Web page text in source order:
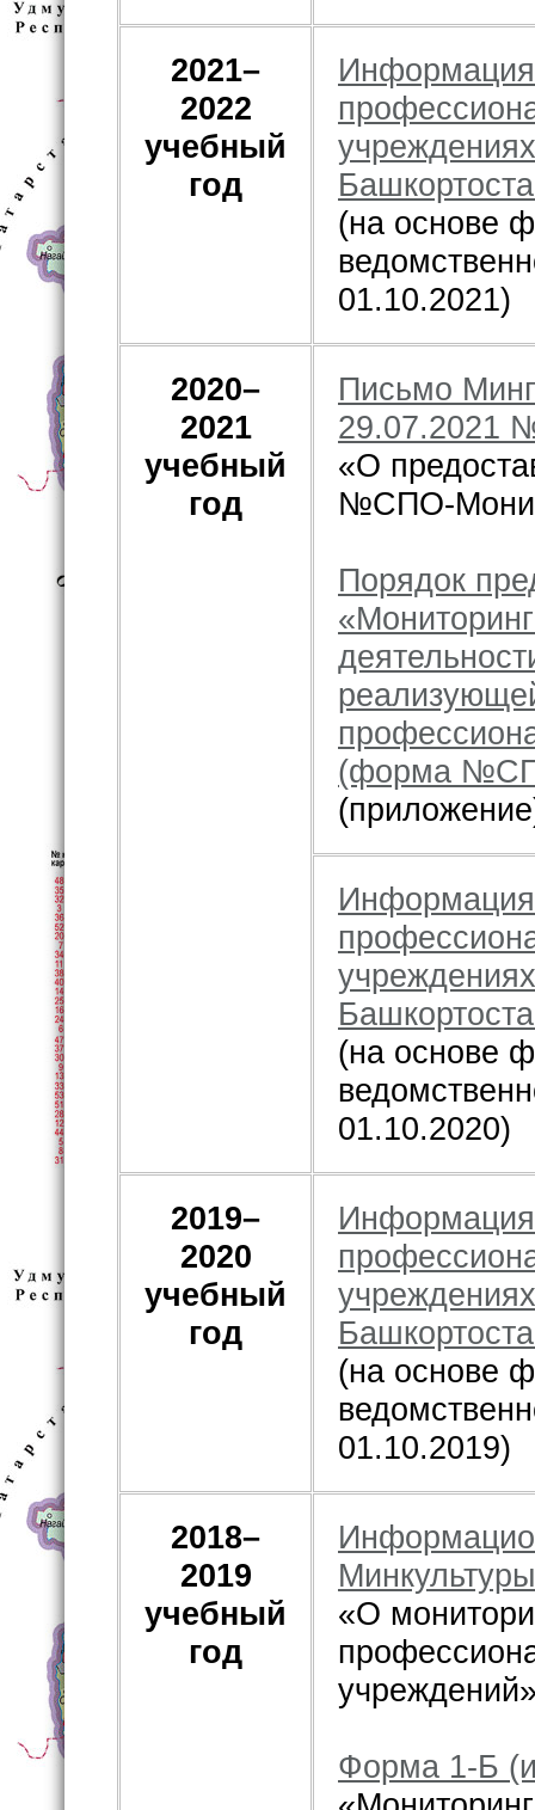
2021–
2022
учебный
год
Информация
(на основе
01.10.2021)
2020–
2021
учебный
год
Письмо
29.07.2021
«О
№СПО-
Порядок
(форма
Информация
(на основе
01.10.2020)
2019–
2020
учебный
год
Информация
(на основе
01.10.2019)
2018–
2019
учебный
год
«О
Форма 1-Б